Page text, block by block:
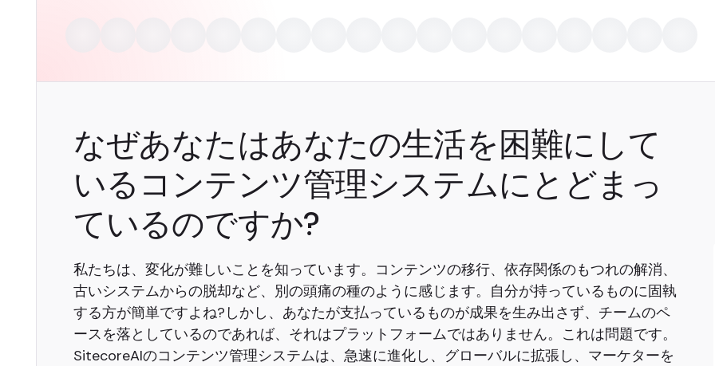
なぜあなたはあなたの生活を困難にして
いるコンテンツ管理システムにとどまっ
ているのですか?
私たちは、変化が難しいことを知っています。コンテンツの移行、依存関係のもつれの解消、
古いシステムからの脱却など、別の頭痛の種のように感じます。自分が持っているものに固執
する方が簡単ですよね?しかし、あなたが支払っているものが成果を生み出さず、チームのペ
ースを落としているのであれば、それはプラットフォームではありません。これは問題です。
SitecoreAIのコンテンツ管理システムは、急速に進化し、グローバルに拡張し、マーケターを